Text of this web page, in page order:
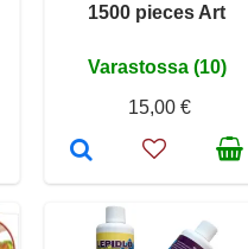
1500 pieces Art
Varastossa (10)
15,00 €